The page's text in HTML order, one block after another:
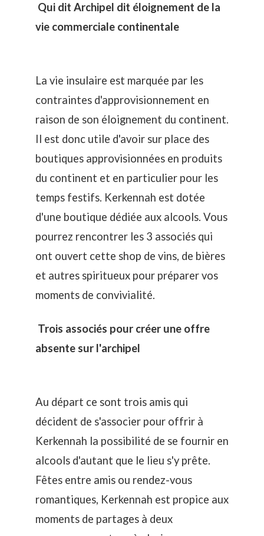
Qui dit Archipel dit éloignement de la
vie commerciale continentale
La vie insulaire est marquée par les
contraintes d'approvisionnement en
raison de son éloignement du continent.
Il est donc utile d'avoir sur place des
boutiques approvisionnées en produits
du continent et en particulier pour les
temps festifs. Kerkennah est dotée
d'une boutique dédiée aux alcools. Vous
pourrez rencontrer les 3 associés qui
ont ouvert cette shop de vins, de bières
et autres spiritueux pour préparer vos
moments de convivialité.
Trois associés pour créer une offre
absente sur l'archipel
Au départ ce sont trois amis qui
décident de s'associer pour offrir à
Kerkennah la possibilité de se fournir en
alcools d'autant que le lieu s'y prête.
Fêtes entre amis ou rendez-vous
romantiques, Kerkennah est propice aux
moments de partages à deux